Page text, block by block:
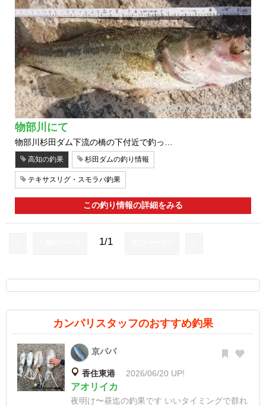
2019/02/25 17:14 UP!
物部川にて
物部川杉田ダム下流の橋の下付近で釣っ…
高知の釣果 杉田ダムの釣り情報
テキサスリグ・スモラバ釣果
この釣り情報の詳細をみる
1/1
カンパリスタッフのおすすめ釣果
京パパ
香住東港 2026/06/20 UP!
アオリイカ
夜明け〜昼迄の釣果です いいタイミングで群れ